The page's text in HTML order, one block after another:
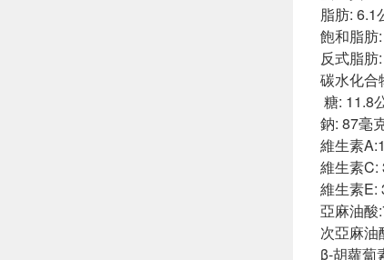
脂肪: 6.1
飽和脂肪
反式脂肪
碳水化合
糖: 11.8
鈉: 87毫
維生素
維生素C:
維生素E:
亞麻油酸
次亞麻油
β-胡蘿蔔